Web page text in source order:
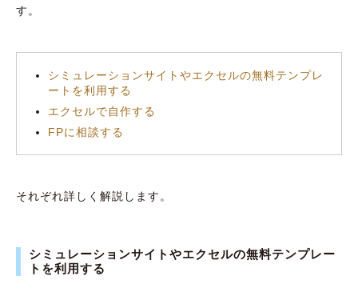
す。
シミュレーションサイトやエクセルの無料テンプレ
ートを利用する
エクセルで自作する
FPに相談する
それぞれ詳しく解説します。
シミュレーションサイトやエクセルの無料テンプレー
トを利用する